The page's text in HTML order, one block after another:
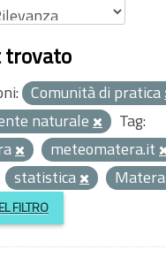
trovato
Comunità di pratica
naturale
Tag:
meteomatera.it
statistica Matera
FILTRO